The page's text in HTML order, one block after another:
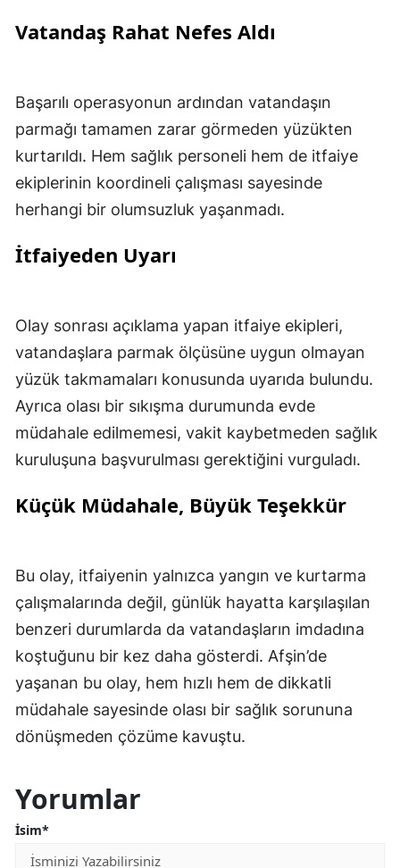
Vatandaş Rahat Nefes Aldı
Başarılı operasyonun ardından vatandaşın
parmağı tamamen zarar görmeden yüzükten
kurtarıldı. Hem sağlık personeli hem de itfaiye
ekiplerinin koordineli çalışması sayesinde
herhangi bir olumsuzluk yaşanmadı.
İtfaiyeden Uyarı
Olay sonrası açıklama yapan itfaiye ekipleri,
vatandaşlara parmak ölçüsüne uygun olmayan
yüzük takmamaları konusunda uyarıda bulundu.
Ayrıca olası bir sıkışma durumunda evde
müdahale edilmemesi, vakit kaybetmeden sağlık
kuruluşuna başvurulması gerektiğini vurguladı.
Küçük Müdahale, Büyük Teşekkür
Bu olay, itfaiyenin yalnızca yangın ve kurtarma
çalışmalarında değil, günlük hayatta karşılaşılan
benzeri durumlarda da vatandaşların imdadına
koştuğunu bir kez daha gösterdi. Afşin’de
yaşanan bu olay, hem hızlı hem de dikkatli
müdahale sayesinde olası bir sağlık sorununa
dönüşmeden çözüme kavuştu.
Yorumlar
İsim*